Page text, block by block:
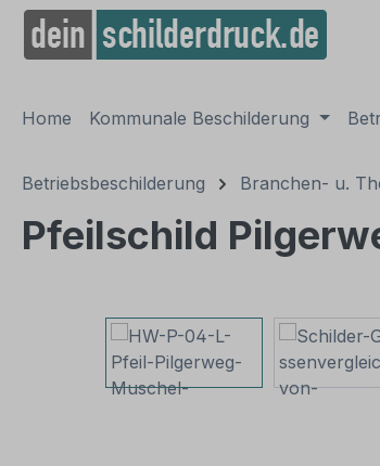
Zur Hauptnavigation springen
Home Kommunale Beschilderung
Betriebsbeschilderung Branchen- u.
Pfeilschild
Bildergalerie überspringen